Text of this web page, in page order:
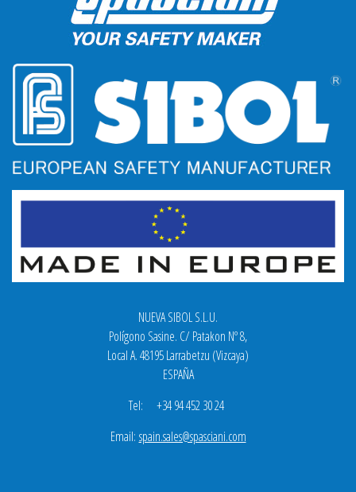
NUEVA SIBOL S.L.U.
Polígono Sasine. C/ Patakon Nº 8,
Local A. 48195 Larrabetzu (Vizcaya)
ESPAÑA
Tel: +34 94 452 30 24
Email: spain.sales@spasciani.com